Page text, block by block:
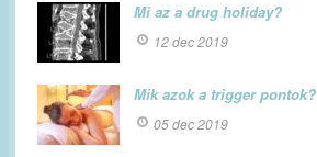
Mi az a drug holiday?
12 dec 2019
Mik azok a trigger pontok?
05 dec 2019